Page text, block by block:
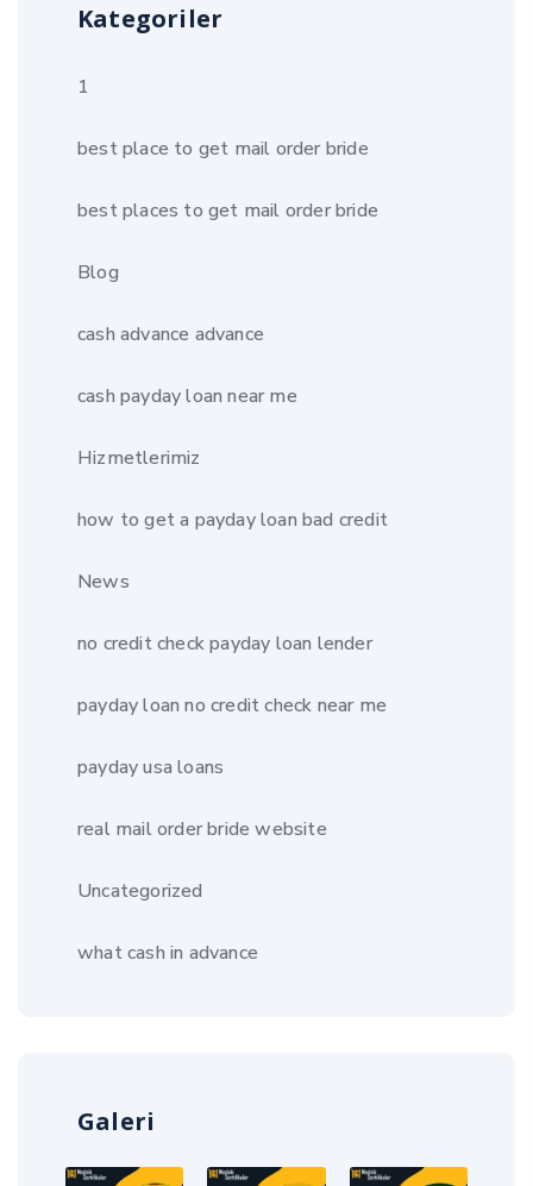
Kategoriler
1
best place to get mail order bride
best places to get mail order bride
Blog
cash advance advance
cash payday loan near me
Hizmetlerimiz
how to get a payday loan bad credit
News
no credit check payday loan lender
payday loan no credit check near me
payday usa loans
real mail order bride website
Uncategorized
what cash in advance
Galeri